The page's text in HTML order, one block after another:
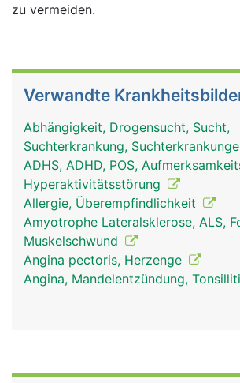
zu vermeiden.
Verwandte
Abhängigkeit, Drogensucht, Sucht,
Suchterkrankung,
ADHS, ADHD, POS,
Hyperaktivitätsstörung
Allergie, Überempfindlichkeit
Amyotrophe Lateralsklerose, ALS,
Muskelschwund
Angina pectoris, Herzenge
Angina, Mandelentzündung,